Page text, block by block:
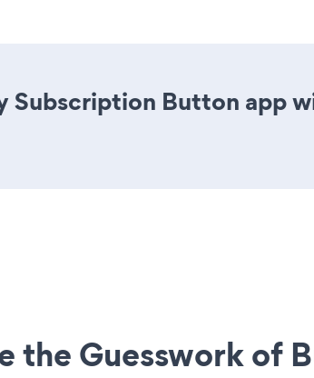
Subscription Button app
the Guesswork of